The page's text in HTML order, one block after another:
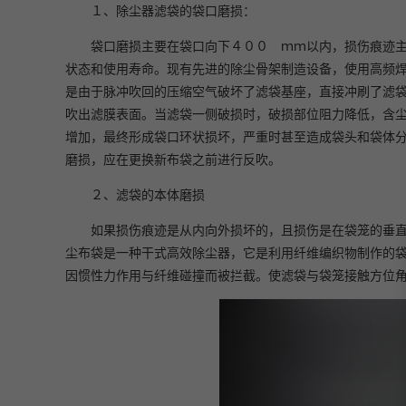
１、除尘器滤袋的袋口磨损：
袋口磨损主要在袋口向下４００ ｍｍ以内，损伤痕迹
状态和使用寿命。现有先进的除尘骨架制造设备，使用高
是由于脉冲吹回的压缩空气破坏了滤袋基座，直接冲刷了
吹出滤膜表面。当滤袋一侧破损时，破损部位阻力降低，
增加，最终形成袋口环状损坏，严重时甚至造成袋头和袋
磨损，应在更换新布袋之前进行反吹。
２、滤袋的本体磨损
如果损伤痕迹是从内向外损坏的，且损伤是在袋笼的垂
尘布袋是一种干式高效除尘器，它是利用纤维编织物制作
因惯性力作用与纤维碰撞而被拦截。使滤袋与袋笼接触方